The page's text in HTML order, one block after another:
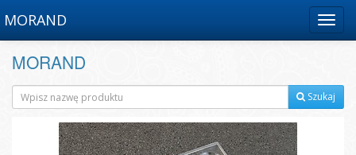
Menu
MORAND
MORAND
Szukaj